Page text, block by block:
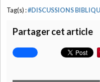
Tag(s) :#DISCUSSIONS
Partager cet article